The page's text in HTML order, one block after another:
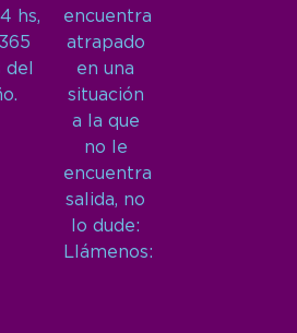
hs,
del
encuentra
atrapado
en una
situación
a la que
no le
encuentra
salida, no
lo dude:
Llámenos: